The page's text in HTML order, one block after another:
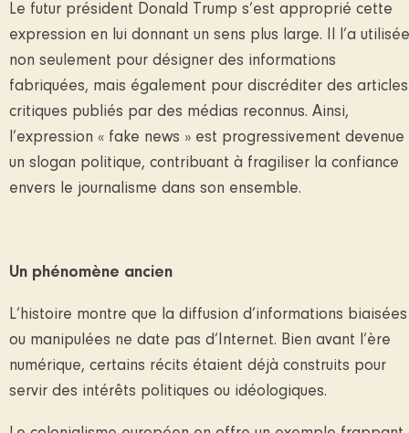
Le futur président Donald Trump s’est approprié cette
expression en lui donnant un sens plus large. Il l’a utilisée
non seulement pour désigner des informations
fabriquées, mais également pour discréditer des articles
critiques publiés par des médias reconnus. Ainsi,
l’expression « fake news » est progressivement devenue
un slogan politique, contribuant à fragiliser la confiance
envers le journalisme dans son ensemble.
Un phénomène ancien
L’histoire montre que la diffusion d’informations biaisées
ou manipulées ne date pas d’Internet. Bien avant l’ère
numérique, certains récits étaient déjà construits pour
servir des intérêts politiques ou idéologiques.